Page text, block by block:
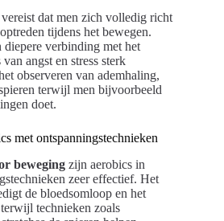
vereist dat men zich volledig richt
tijdens het bewegen.
diepere verbinding met het
angst en stress sterk
observeren van ademhaling,
terwijl men bijvoorbeeld
doet.
met ontspanningstechnieken
beweging zijn aerobics in
zeer effectief. Het
de bloedsomloop en het
technieken zoals